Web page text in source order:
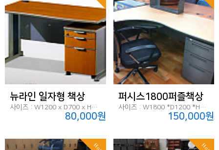
뉴라인 일자형 책상
사이즈 : W1200 x D700 x H720
80,000원
퍼시스1800퍼즐책상
사이즈 : W1800 *D1200 *H720
150,000원
Hot Hot